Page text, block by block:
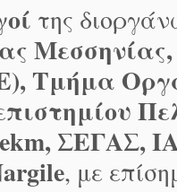
της
Τμήμα
, ΣΕΓΑΣ,
, με